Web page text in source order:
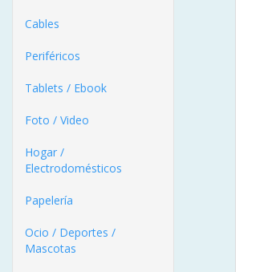
Cables
Periféricos
Tablets / Ebook
Foto / Video
Hogar /
Electrodomésticos
Papelería
Ocio / Deportes /
Mascotas